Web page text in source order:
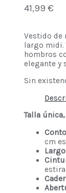
41,99 €
Vestido de
largo midi.
hombros
elegante y
Sin
Talla
cm